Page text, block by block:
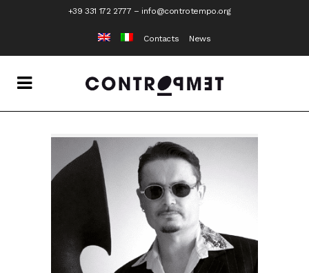
+39 331 172 2777 – info@controtempo.org
Contacts News